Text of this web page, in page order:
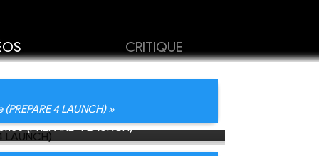
CRITIQUE
4 LAUNCH) »
(PREPARE 4 LAUNCH)